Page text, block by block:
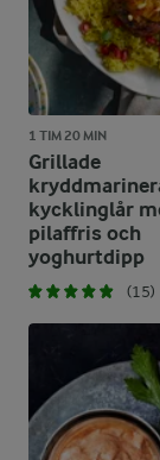
1 TIM 20 MIN
Grillade
kycklinglår
pilaffris och
yoghurtdipp
(15)